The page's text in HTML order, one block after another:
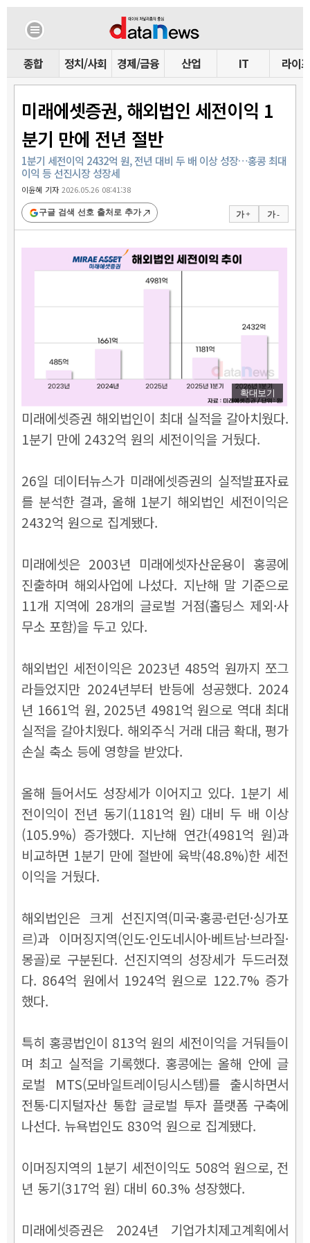
종합 정치/사회 경제/금융 산업 IT 라이프
미래에셋증권, 해외법인 세전이익 1
분기 만에 전년 절반
1분기 세전이익 2432억 원, 전년 대비 두 배 이상 성장…홍콩 최대
이익 등 선진시장 성장세
이윤혜 기자2026.05.26 08:41:38
가 + 가 -
구글 검색 선호 출처로 추가
확대보기
미래에셋증권 해외법인이 최대 실적을 갈아치웠다.
1분기 만에 2432억 원의 세전이익을 거뒀다.
26일 데이터뉴스가 미래에셋증권의 실적발표자료
를 분석한 결과, 올해 1분기 해외법인 세전이익은
2432억 원으로 집계됐다.
미래에셋은 2003년 미래에셋자산운용이 홍콩에
진출하며 해외사업에 나섰다. 지난해 말 기준으로
11개 지역에 28개의 글로벌 거점(홀딩스 제외·사
무소 포함)을 두고 있다.
해외법인 세전이익은 2023년 485억 원까지 쪼그
라들었지만 2024년부터 반등에 성공했다. 2024
년 1661억 원, 2025년 4981억 원으로 역대 최대
실적을 갈아치웠다. 해외주식 거래 대금 확대, 평가
손실 축소 등에 영향을 받았다.
올해 들어서도 성장세가 이어지고 있다. 1분기 세
전이익이 전년 동기(1181억 원) 대비 두 배 이상
(105.9%) 증가했다. 지난해 연간(4981억 원)과
비교하면 1분기 만에 절반에 육박(48.8%)한 세전
이익을 거뒀다.
해외법인은 크게 선진지역(미국·홍콩·런던·싱가포
르)과 이머징지역(인도·인도네시아·베트남·브라질·
몽골)로 구분된다. 선진지역의 성장세가 두드러졌
다. 864억 원에서 1924억 원으로 122.7% 증가
했다.
특히 홍콩법인이 813억 원의 세전이익을 거둬들이
며 최고 실적을 기록했다. 홍콩에는 올해 안에 글
로벌 MTS(모바일트레이딩시스템)를 출시하면서
전통·디지털자산 통합 글로벌 투자 플랫폼 구축에
나선다. 뉴욕법인도 830억 원으로 집계됐다.
이머징지역의 1분기 세전이익도 508억 원으로, 전
년 동기(317억 원) 대비 60.3% 성장했다.
미래에셋증권은 2024년 기업가치제고계획에서